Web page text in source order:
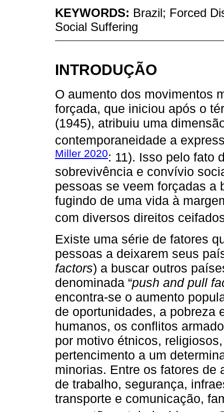
KEYWORDS: Brazil; Forced
Social Suffering
INTRODUÇÃO
O aumento dos movimentos
forçada, que iniciou após o
(1945), atribuiu uma
contemporaneidade a
Miller 2020: 11). Isso pelo fato
sobrevivência e convívio
pessoas se veem forçadas a
fugindo de uma vida à
com diversos direitos
Existe uma série de fatores
pessoas a deixarem seus
factors) a buscar outros
denominada “push and pull
encontra-se o aumento
de oportunidades, a pobreza
humanos, os conflitos
por motivo étnicos,
pertencimento a um
minorias. Entre os fatores de
de trabalho, segurança,
transporte e comunicação,